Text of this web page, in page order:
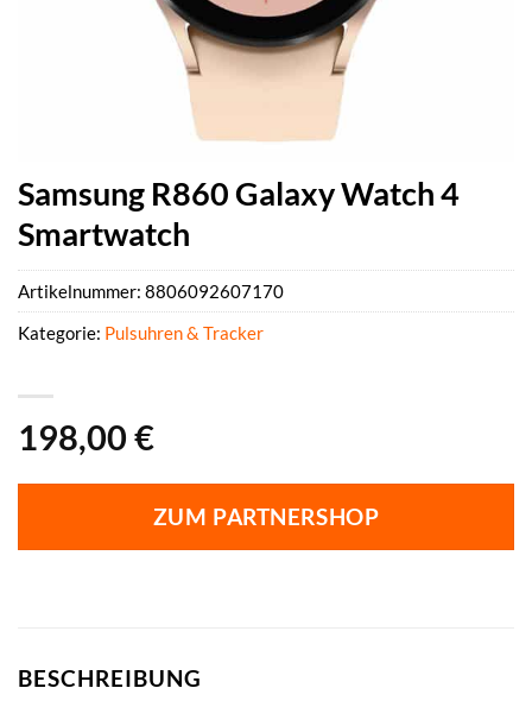
Samsung R860 Galaxy Watch 4
Smartwatch
198,00 €
ZUM PARTNERSHOP
Artikelnummer: 8806092607170
Kategorie: Pulsuhren & Tracker
BESCHREIBUNG